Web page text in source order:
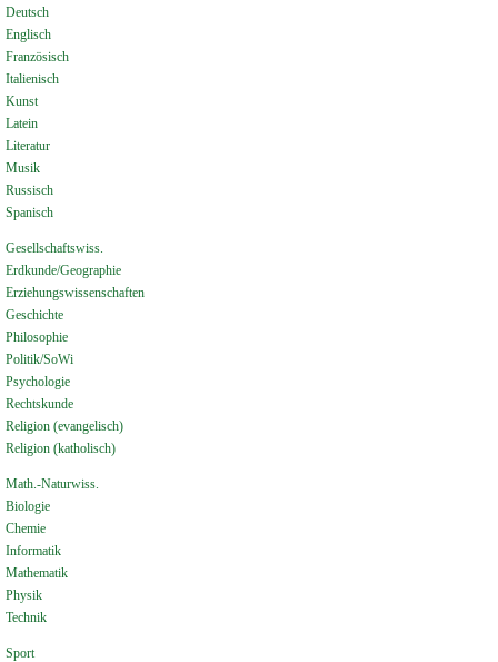
Deutsch
Englisch
Französisch
Italienisch
Kunst
Latein
Literatur
Musik
Russisch
Spanisch
Gesellschaftswiss.
Erdkunde/Geographie
Erziehungswissenschaften
Geschichte
Philosophie
Politik/SoWi
Psychologie
Rechtskunde
Religion (evangelisch)
Religion (katholisch)
Math.-Naturwiss.
Biologie
Chemie
Informatik
Mathematik
Physik
Technik
Sport